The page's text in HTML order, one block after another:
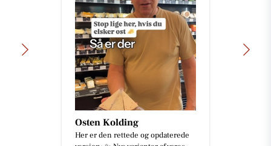
Osten Kolding
Her er den rettede og opdaterede